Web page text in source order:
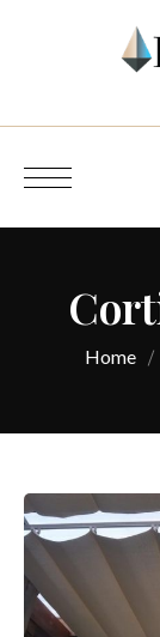
Home